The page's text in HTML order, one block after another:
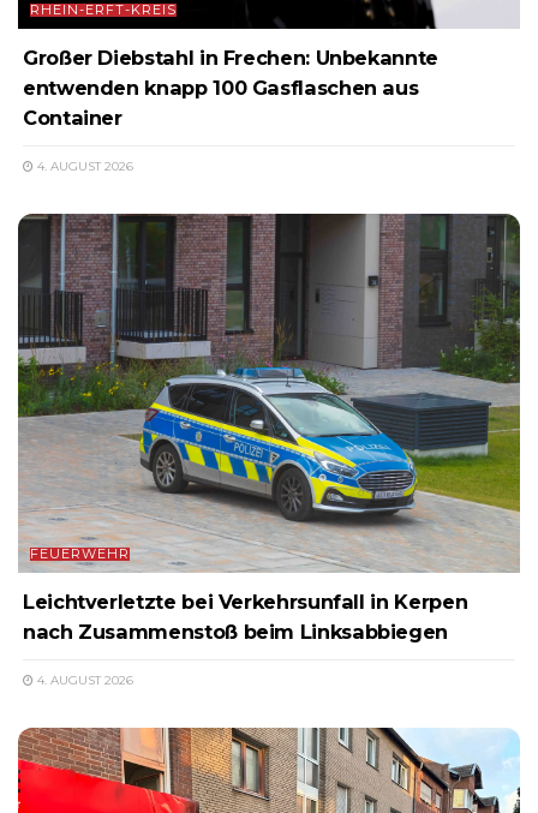
RHEIN-ERFT-KREIS
Großer Diebstahl in Frechen: Unbekannte
entwenden knapp 100 Gasflaschen aus
Container
4. AUGUST 2026
FEUERWEHR
Leichtverletzte bei Verkehrsunfall in Kerpen
nach Zusammenstoß beim Linksabbiegen
4. AUGUST 2026